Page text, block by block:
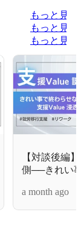
もっと見る
もっと見る
もっと見る
【対談後編
側──きれい
a month ago